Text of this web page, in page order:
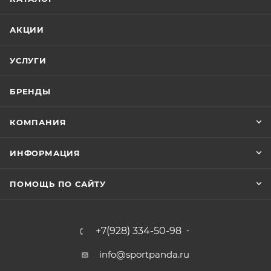
прочного на настоящий момент полипропилена
выдерживает вес пользователя до 100 кг.
АКЦИИ
УСЛУГИ
БРЕНДЫ
КОМПАНИЯ
ИНФОРМАЦИЯ
ПОМОЩЬ ПО САЙТУ
+7(928) 334-50-98
info@sportpanda.ru